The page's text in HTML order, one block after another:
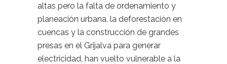
altas pero la falta de ordenamiento y
planeación urbana, la deforestación en
cuencas y la construcción de grandes
presas en el Grijalva para generar
electricidad, han vuelto vulnerable a la